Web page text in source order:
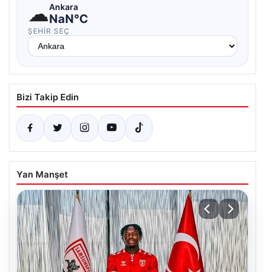
☁Ankara
NaN°C
ŞEHIR SEÇ
Bizi Takip Edin
Yan Manşet